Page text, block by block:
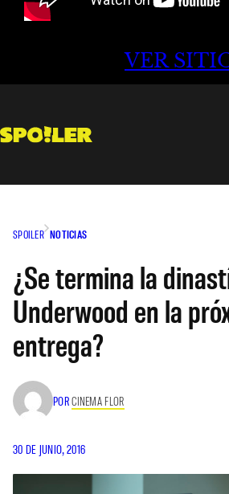
VER
SPOILER NOTICIAS
¿Se termina la
Underwood en la
entrega?
PORCINEMA FLOR
30 DE JUNIO, 2016